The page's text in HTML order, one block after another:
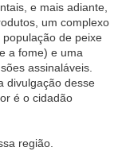
e mais adiante,
um complexo
de peixe
a fome) e uma
assinaláveis.
divulgação desse
é o cidadão
região.